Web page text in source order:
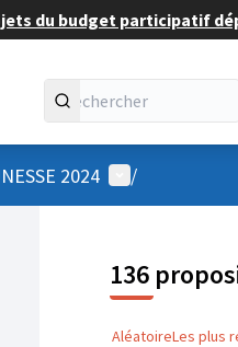
du budget participatif
2024 Menu utilisateur
/
136
AléatoireLes plus